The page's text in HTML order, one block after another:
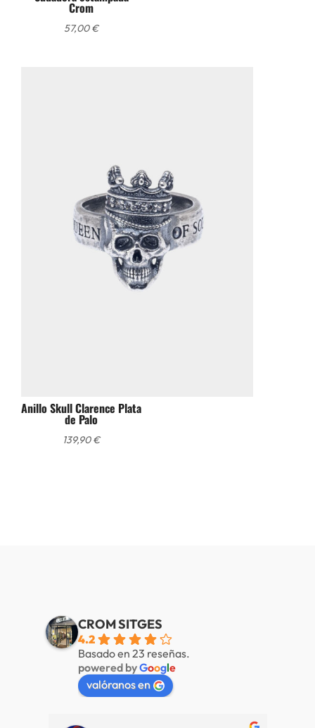
Crom
57,00€
Anillo Skull Clarence Plata
de Palo
139,90€
CROM SITGES
4.2
Basado en 23 reseñas.
powered byGoogle
valóranos en